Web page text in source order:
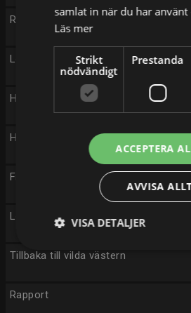
Rapport
Lokala nyheter
Hur fan hamnade vi här?
Hjälp, vi har köpt ett franskt ruckel!
Friidrotts-EM
Lokala nyheter
Tillbaka till vilda västern
Rapport
samlat in när du har använt
Läs mer
Strikt
nödvändigt
Prestanda
ACCEPTERA
AVVISA
VISA DETALJER